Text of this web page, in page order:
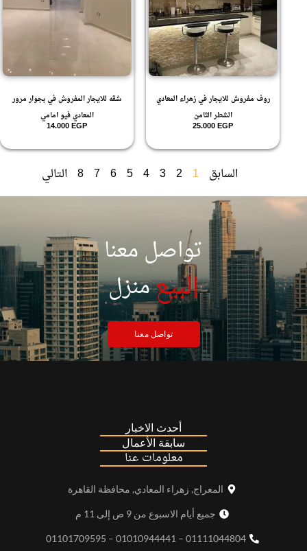
روف مفروش للايجار في زهراء المعادي
الشطر الثامن
25.000EGP
شقه للايجار المفروش في بجوار مرور
المعادي فيو امامي
14.000EGP
السابق التالي
تواصل معنا
لبيع| منزل
تواصل معنا
أحدث الاخبار
سابقة الأعمال
معلومات عنا
المعراج, زهراء المعادي, محافظة القاهرة
جميع أيام الاسبوع من 9 ص إلى 11 م
01111044804 – 01010944441 – 01101709595